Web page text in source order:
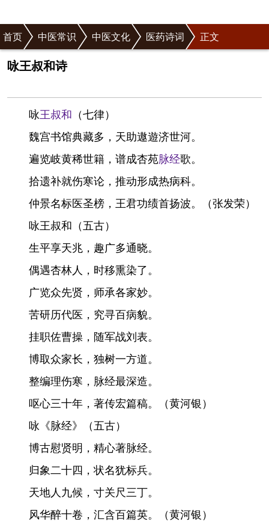
首页 中医常识 中医文化 医药诗词 正文
咏王叔和诗
咏王叔和 （七律）
魏宫书馆典藏多，天助遨遊济世河。
遍览岐黄稀世籍，谱成杏苑脉经歌。
拾遗补就伤寒论，推动形成热病科。
仲景名标医圣榜，王君功绩首扬波。（张发荣）
咏王叔和（五古）
生平享天兆，趣广多通晓。
偶遇杏林人，时移熏染了。
广览众先贤，师承各家妙。
苦研历代医，究寻百病貌。
挂职佐曹操，随军战刘表。
博取众家长，独树一方道。
整编理伤寒，脉经最深造。
呕心三十年，著传宏篇稿。（黄河银）
咏《脉经》（五古）
博古慰贤明，精心著脉经。
归象二十四，状名犹标兵。
天地人九候，寸关尺三丁。
风华醉十卷，汇含百篇英。（黄河银）